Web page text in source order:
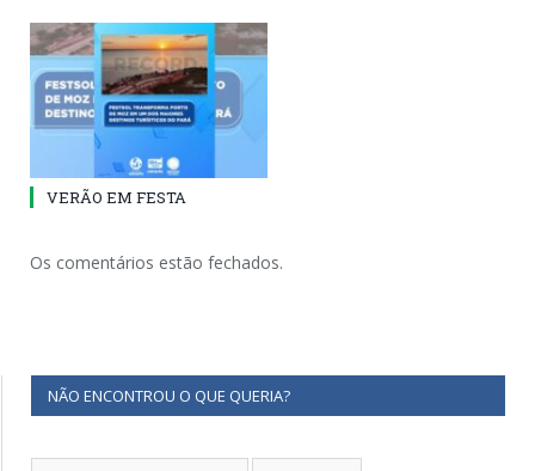
VERÃO EM FESTA
Os comentários estão fechados.
NÃO ENCONTROU O QUE QUERIA?